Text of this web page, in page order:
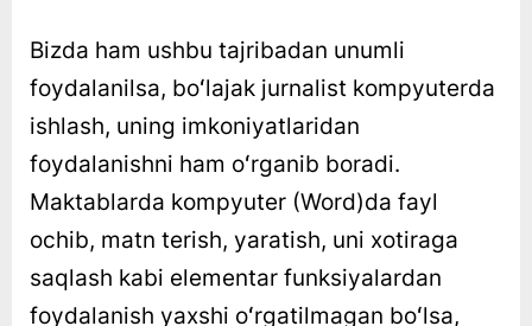
Bizda ham ushbu tajribadan unumli
foydalanilsa, boʻlajak jurnalist kompyuterda
ishlash, uning imkoniyatlaridan
foydalanishni ham oʻrganib boradi.
Maktablarda kompyuter (Word)da fayl
ochib, matn terish, yaratish, uni xotiraga
saqlash kabi elementar funksiyalardan
foydalanish yaxshi oʻrgatilmagan boʻlsa,